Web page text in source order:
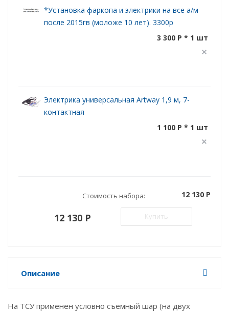
*Установка фаркопа и электрики на все а/м
после 2015гв (моложе 10 лет). 3300р
3 300 P * 1 шт
Электрика универсальная Artway 1,9 м, 7-
контактная
1 100 P * 1 шт
Стоимость набора: 12 130 P
12 130 P Купить
Описание
На ТСУ применен условно съемный шар (на двух